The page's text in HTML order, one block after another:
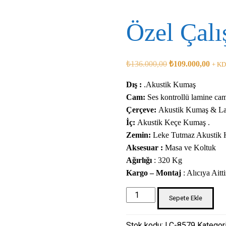
Özel
₺136.000,00 Orijinal
₺136.000,00.
₺109.000,00Şu
+
Dış : .Akustik Kumaş
Cam: Ses kontrollü lamine
Çerçeve: Akustik Kumaş &
İç: Akustik Keçe Kumaş .
Zemin: Leke Tutmaz Akustik
Aksesuar : Masa ve Koltuk
Ağırlığı : 320 Kg
Kargo – Montaj : Alıcıya
Özel
Çalışma
Sepete Ekle